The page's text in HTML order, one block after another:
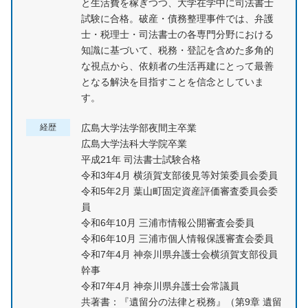
と生活費を稼ぎつつ、大学在学中に司法書士
試験に合格。破産・債務整理事件では、弁護
士・税理士・司法書士の各専門分野における
知識に基づいて、税務・登記を含めた多角的
な視点から、依頼者の生活再建にとって最善
となる解決を目指すことを信念としていま
す。
経歴
広島大学法学部夜間主卒業
広島大学法科大学院卒業
平成21年 司法書士試験合格
令和3年4月 横須賀支部後見等対策委員会委員
令和5年2月 葉山町固定資産評価審査委員会委
員
令和6年10月 三浦市情報公開審査会委員
令和6年10月 三浦市個人情報保護審査会委員
令和7年4月 神奈川県弁護士会横須賀支部役員
幹事
令和7年4月 神奈川県弁護士会常議員
共著書：『遺留分の法律と税務』（第9章 遺留